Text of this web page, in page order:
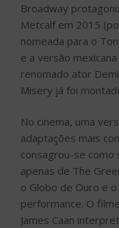
Broadway
Metcalf em 2015
nomeada para o
e a versão
renomado ator
Misery já foi
No cinema, uma
adaptações mais
consagrou-se como
apenas de The
o Globo de Ouro e
performance. O
James Caan